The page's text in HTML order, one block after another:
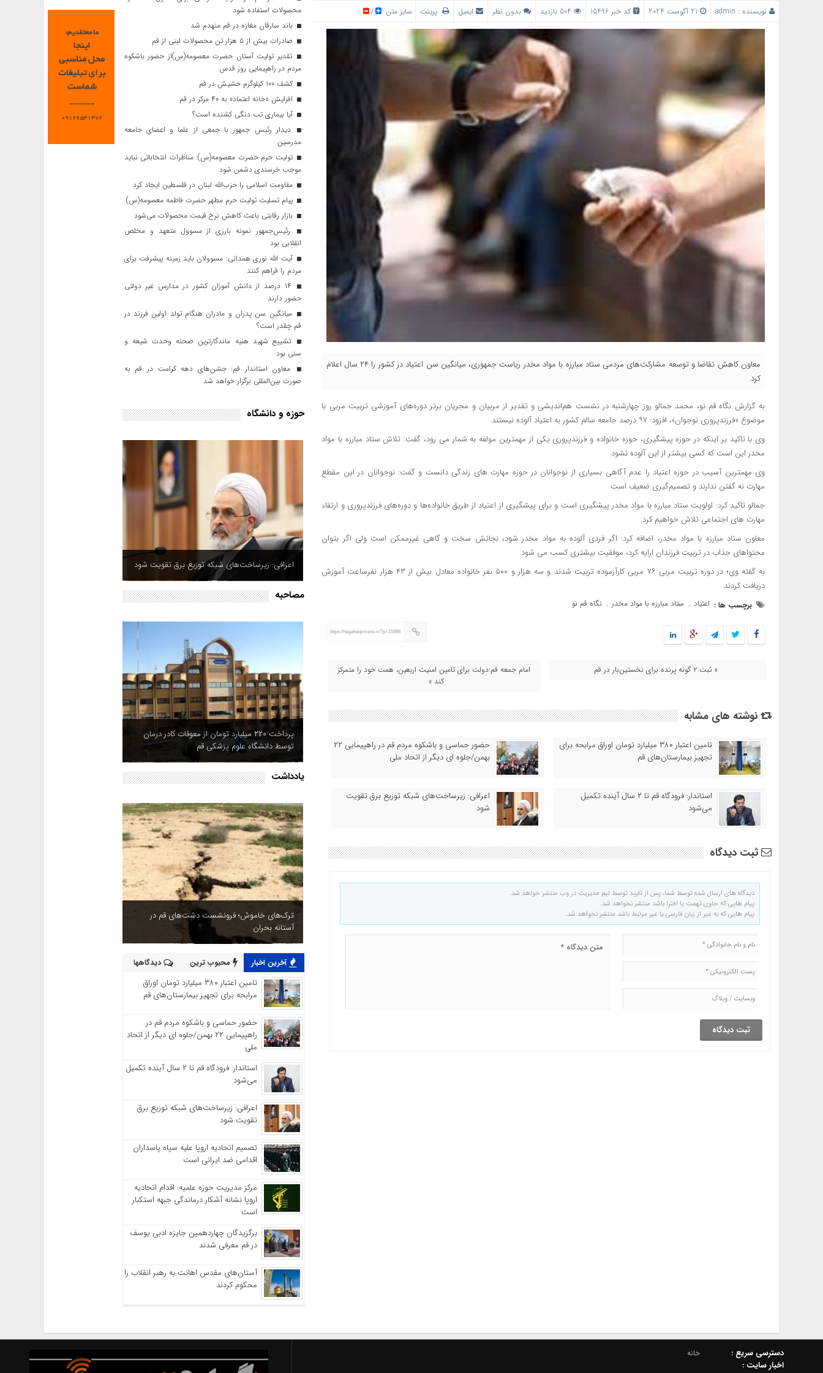
نویسنده : admin کد خبر 15496 بدون نظر ایمیل پرینت سایز متن /
معاون کاهش تقاضا و توسعه مشارکت‌های مردمی ستاد مبارزه با مواد مخدر ریاست جمهوری، میانگین سن اعتیاد در کشور را ۲۴ سال اعلام
کرد.
به گزارش نگاه قم نو، محمد جمالو روز چهارشنبه در نشست هم‌اندیشی و تقدیر از مربیان و مجریان برتر دوره‌های آموزشی تربیت مربی با
موضوع «فرزندپروری نوجوان»، افزود: ۹۷ درصد جامعه سالم کشور به اعتیاد آلوده نیستند.
وی با تاکید بر اینکه در حوزه پیشگیری، حوزه خانواده و فرزندپروری یکی از مهمترین مولفه به شمار می رود، گفت: تلاش ستاد مبارزه با مواد
مخدر این است که کسی بیشتر از این آلوده نشود.
وی مهمترین آسیب در حوزه اعتیاد را عدم آگاهی بسیاری از نوجوانان در حوزه مهارت های زندگی دانست و گفت: نوجوانان در این مقطع
مهارت نه گفتن ندارند و تصمیم‌گیری ضعیف است.
جمالو تاکید کرد: اولویت ستاد مبارزه با مواد مخدر پیشگیری است و برای پیشگیری از اعتیاد از طریق خانواده‌ها و دوره‌های فرزندپروری و ارتقاء
مهارت های اجتماعی تلاش خواهیم کرد.
معاون ستاد مبارزه با مواد مخدر، اضافه کرد: اگر فردی آلوده به مواد مخدر شود، نجاتش سخت و گاهی غیرممکن است ولی اگر بتوان
محتواهای جذاب در تربیت فرزندان ارایه کرد، موفقیت بیشتری کسب می شود.
به گفته وی؛ در دوره تربیت مربی ۷۶ مربی کارآزموده تربیت شدند و سه هزار و ۵۰۰ نفر خانواده معادل بیش از ۴۳ هزار نفرساعت آموزش
دریافت کردند.
برچسب ها : اعتیاد , ستاد مبارزه با مواد مخدر , نگاه قم نو
https://negaheqomeno.ir/?p=15496
« ثبت ۲ گونه پرنده برای نخستین‌بار در قم
امام جمعه قم:دولت برای تامین امنیت اربعین، همت خود را متمرکز
کند »
نوشته های مشابه
تامین اعتبار ۳۸۰ میلیارد تومان اوراق مرابحه برای
تجهیز بیمارستان‌های قم
حضور حماسی و باشکوه مردم قم در راهپیمایی ۲۲
بهمن/جلوه ای دیگر از اتحاد ملی
استاندار: فرودگاه قم تا ۲ سال آینده تکمیل
می‌شود
اعرافی: زیرساخت‌های شبکه توزیع برق تقویت
شود
ثبت دیدگاه
دیدگاه های ارسال شده توسط شما، پس از تایید توسط تیم مدیریت در وب منتشر خواهد شد.
پیام هایی که حاوی تهمت یا افترا باشد منتشر نخواهد شد.
پیام هایی که به غیر از زبان فارسی یا غیر مرتبط باشد منتشر نخواهد شد.
محصولات استفاده شود
باند سارقان مغازه در قم منهدم شد
صادرات بیش از ۵ هزار تن محصولات لبنی از قم
تقدیر تولیت آستان حضرت معصومه(س)از حضور باشکوه
مردم در راهپیمایی روز قدس
کشف ۱۰۰ کیلوگرم حشیش در قم
افزایش «خانه اعتماد» به ۴۰ مرکز در قم
آیا بیماری تب دنگی کشنده است؟
دیدار رئیس جمهور با جمعی از علما و اعضای جامعه
مدرسین
تولیت حرم حضرت معصومه(س): مناظرات انتخاباتی نباید
موجب خرسندی دشمن شود
مقاومت اسلامی را حزب‌الله لبنان در فلسطین ایجاد کرد
پیام تسلیت تولیت حرم مطهر حضرت فاطمه معصومه(س)
بازار رقابتی باعث کاهش نرخ قیمت محصولات می‌شود
رئیس‌جمهور نمونه بارزی از مسوول متعهد و مخلص
انقلابی بود
آیت الله نوری همدانی: مسوولان باید زمینه پیشرفت برای
مردم را فراهم کنند
۱۴ درصد از دانش آموزان کشور در مدارس غیر دولتی
حضور دارند
میانگین سن پدران و مادران هنگام تولد اولین فرزند در
قم چقدر است؟
تشییع شهید هنیه ماندگارترین صحنه وحدت شیعه و
سنی بود
معاون استاندار قم: جشن‌های دهه کرامت در قم به
صورت بین‌المللی برگزار خواهد شد
حوزه و دانشگاه
اعرافی: زیرساخت‌های شبکه توزیع برق تقویت شود
مصاحبه
پرداخت ۲۲۰ میلیارد تومان از معوقات کادر درمان
توسط دانشگاه علوم پزشکی قم
یادداشت
ترک‌های خاموش؛ فرونشست دشت‌های قم در
آستانه بحران
آخرین اخبار محبوب ترین دیدگاهها
تامین اعتبار ۳۸۰ میلیارد تومان اوراق
مرابحه برای تجهیز بیمارستان‌های قم
حضور حماسی و باشکوه مردم قم در
راهپیمایی ۲۲ بهمن/جلوه ای دیگر از اتحاد
ملی
استاندار: فرودگاه قم تا ۲ سال آینده تکمیل
می‌شود
اعرافی: زیرساخت‌های شبکه توزیع برق
تقویت شود
تصمیم اتحادیه اروپا علیه سپاه پاسداران
اقدامی ضد ایرانی است
مرکز مدیریت حوزه علمیه: اقدام اتحادیه
اروپا نشانه آشکار درماندگی جبهه استکبار
است
برگزیدگان چهاردهمین جایزه ادبی یوسف
در قم معرفی شدند
آستان‌های مقدس اهانت به رهبر انقلاب را
محکوم کردند
دسترسي سريع : خانه
اخبار سایت :